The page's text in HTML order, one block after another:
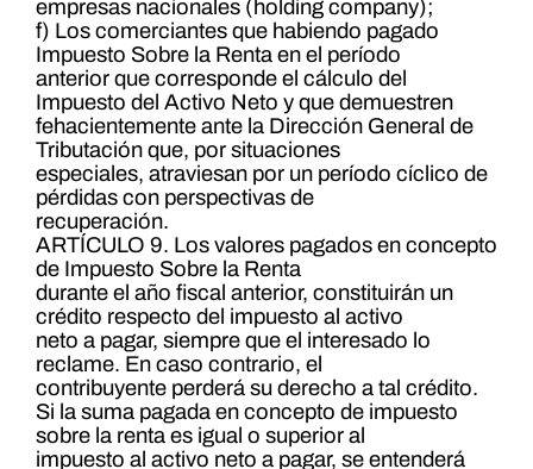
empresas nacionales (holding company);
f) Los comerciantes que habiendo pagado
Impuesto Sobre la Renta en el período
anterior que corresponde el cálculo del
Impuesto del Activo Neto y que demuestren
fehacientemente ante la Dirección General de
Tributación que, por situaciones
especiales, atraviesan por un período cíclico de
pérdidas con perspectivas de
recuperación.
ARTÍCULO 9. Los valores pagados en concepto
de Impuesto Sobre la Renta
durante el año fiscal anterior, constituirán un
crédito respecto del impuesto al activo
neto a pagar, siempre que el interesado lo
reclame. En caso contrario, el
contribuyente perderá su derecho a tal crédito.
Si la suma pagada en concepto de impuesto
sobre la renta es igual o superior al
impuesto al activo neto a pagar, se entenderá